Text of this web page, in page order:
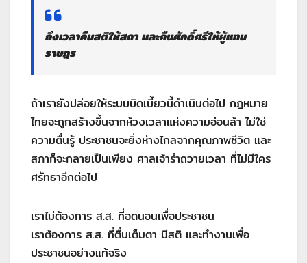
ถึงเวลาคืนสติให้สภา และคืนศักดิ์ศรีให้ผู้แทน
ราษฎร
ถ้าเรายังปล่อยให้ระบบบิดเบี้ยวนี้ดำเนินต่อไป กฎหมาย
ไทยจะถูกสร้างขึ้นจากห้วงเวลาแห่งความอ่อนล้า ไม่ใช่
ความตื่นรู้ ประชาชนจะยิ่งห่างไกลจากคุณภาพชีวิต และ
สภาก็จะกลายเป็นเพียง ศาลเจ้ารำถวายเวลา ที่ไม่มีใคร
ศรัทธาอีกต่อไป
เราไม่ต้องการ ส.ส. ที่อดนอนเพื่อประชาชน
เราต้องการ ส.ส. ที่ตื่นเต็มตา มีสติ และทำงานเพื่อ
ประชาชนอย่างแท้จริง